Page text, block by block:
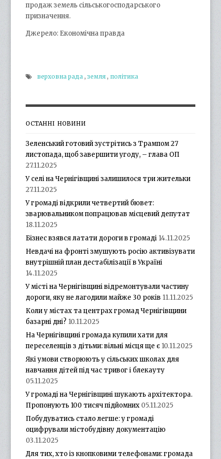
продаж земель сільськогосподарського
призначення.
Джерело: Економічна правда
верховна рада ,земля , політика
ОСТАННІ НОВИНИ
Зеленський готовий зустрітись з Трампом 27
листопада, щоб завершити угоду, – глава ОП
27.11.2025
У селі на Чернігівщині залишилося три жительки
27.11.2025
У громаді відкрили четвертий бювет:
зварювальником попрацював місцевий депутат
18.11.2025
Бізнес взявся латати дороги в громаді 14.11.2025
Невдачі на фронті змушують росію активізувати
внутрішній план дестабілізації в Україні
14.11.2025
У місті на Чернігівщині відремонтували частину
дороги, яку не лагодили майже 30 років 11.11.2025
Коли у містах та центрах громад Чернігівщини
базарні дні? 10.11.2025
На Чернігівщині громада купили хати для
переселенців з дітьми: вільні місця ще є 10.11.2025
Які умови створюють у сільських школах для
навчання дітей під час тривог і блекауту
05.11.2025
У громаді на Чернігівщині шукають архітектора.
Пропонують 100 тисяч підйомних 05.11.2025
Побудуватись стало легше: у громаді
оцифрували містобудівну документацію
03.11.2025
Для тих, хто із кнопковими телефонами: громада